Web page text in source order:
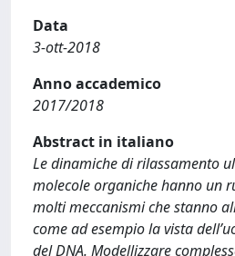
Data
3-ott-2018
Anno accademico
2017/2018
Abstract in italiano
Le dinamiche di rilassamento
molecole organiche hanno un
molti meccanismi che stanno
come ad esempio la vista
del DNA. Modellizzare